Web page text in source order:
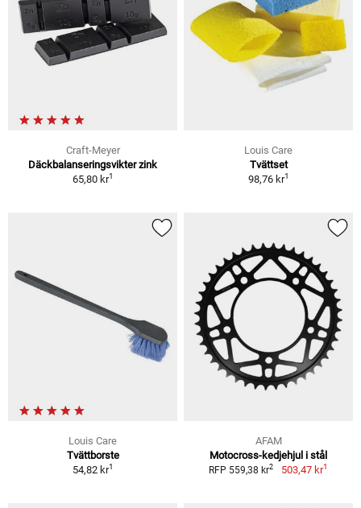
Craft-Meyer
Däckbalanseringsvikter zink
65,80 kr1
Louis Care
Tvättset
98,76 kr1
Louis Care
Tvättborste
54,82 kr1
AFAM
Motocross-kedjehjul i stål
RFP 559,38 kr2 503,47 kr1